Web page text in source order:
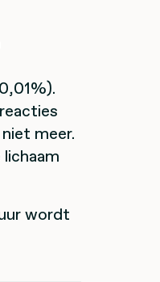
meer.
wordt